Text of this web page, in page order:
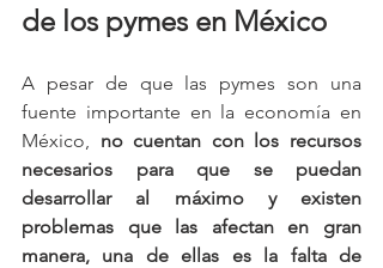
de los pymes en México
A pesar de que las pymes son una
fuente importante en la economía en
México, no cuentan con los recursos
necesarios para que se puedan
desarrollar al máximo y existen
problemas que las afectan en gran
manera, una de ellas es la falta de